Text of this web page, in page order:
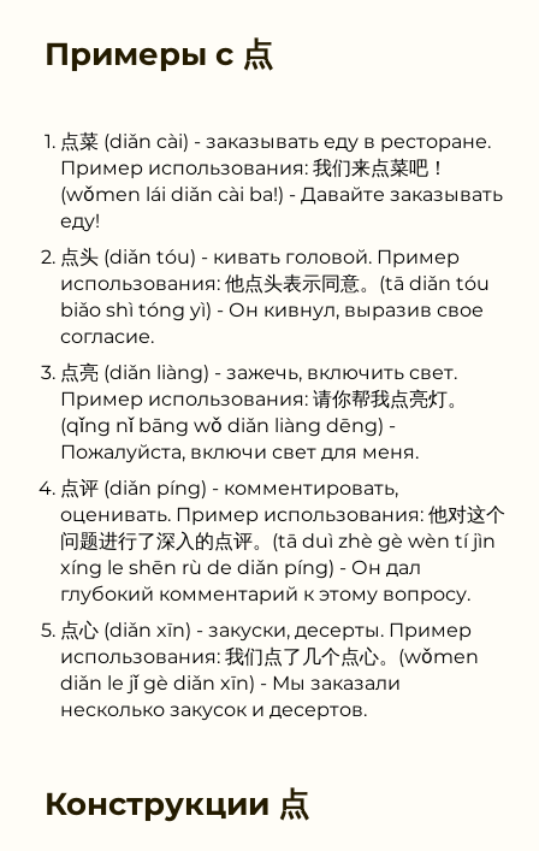
Примеры с 点
点菜 (diǎn cài) - заказывать еду в ресторане.
Пример использования: 我们来点菜吧！
(wǒmen lái diǎn cài ba!) - Давайте заказывать
еду!
点头 (diǎn tóu) - кивать головой. Пример
использования: 他点头表示同意。(tā diǎn tóu
biǎo shì tóng yì) - Он кивнул, выразив свое
согласие.
点亮 (diǎn liàng) - зажечь, включить свет.
Пример использования: 请你帮我点亮灯。
(qǐng nǐ bāng wǒ diǎn liàng dēng) -
Пожалуйста, включи свет для меня.
点评 (diǎn píng) - комментировать,
оценивать. Пример использования: 他对这个
问题进行了深入的点评。(tā duì zhè gè wèn tí jìn
xíng le shēn rù de diǎn píng) - Он дал
глубокий комментарий к этому вопросу.
点心 (diǎn xīn) - закуски, десерты. Пример
использования: 我们点了几个点心。(wǒmen
diǎn le jǐ gè diǎn xīn) - Мы заказали
несколько закусок и десертов.
Конструкции 点